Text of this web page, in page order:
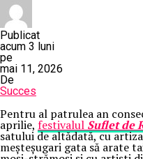
Publicat
acum 3 luni
pe
mai 11, 2026
De
Succes
Pentru al patrulea an
aprilie, festivalul Suflet de
satului de altădată, cu
meșteșugari gata să arate